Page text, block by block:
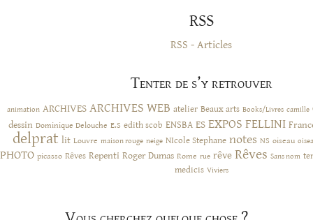
RSS
RSS - Articles
Tenter de s’y retrouver
animation ARCHIVES ARCHIVES WEB atelier Beaux arts Books/Livres camille
dessin Dominique Delouche E.S edith scob ENSBA ES EXPOS FELLINI
delprat lit Louvre maison rouge neige NIcole Stephane notes NS oiseau
PHOTO picasso Rêves Repenti Roger Dumas Rome rue rêve Rêves Sans nom
medicis Viviers